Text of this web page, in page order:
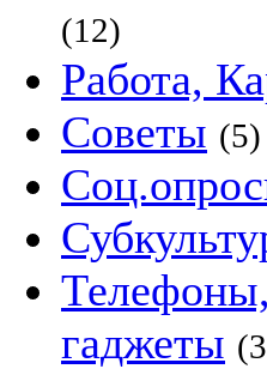
(12)
Работа,
Советы (5)
гаджеты